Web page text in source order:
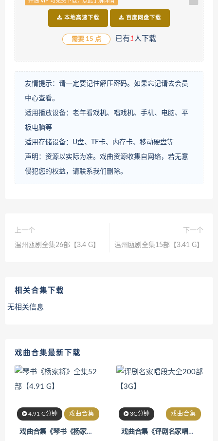
本地高速下载 百度网盘下载
需要 15 点 已有 1 人下载
友情提示：请一定要记住解压密码。如果忘记请去会员
中心查看。
适用播放设备：老年看戏机、唱戏机、手机、电脑、平
板电脑等
适用存储设备：U盘、TF卡、内存卡、移动硬盘等
声明：资源以实际为准。戏曲资源收集自网络，若无意
侵犯您的权益，请联系我们删除。
上一个
温州瓯剧全集26部【3.4 G】
下一个
温州瓯剧全集15部【3.41 G】
相关合集下载
无相关信息
戏曲合集最新下载
4.91 G分钟 戏曲合集
戏曲合集《琴书《杨家将》全集52部【4.91 G】 》
3G分钟 戏曲合集
戏曲合集《评剧名家唱段大全200部【3G】 》